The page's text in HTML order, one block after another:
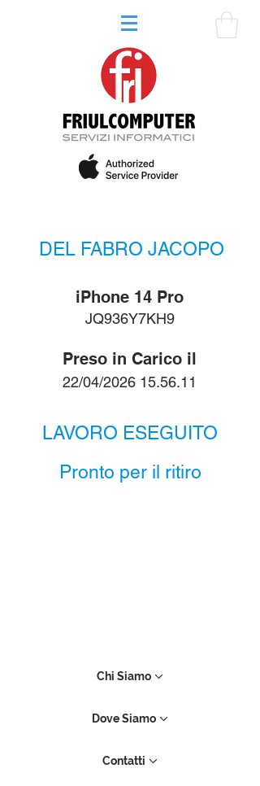
DEL FABRO JACOPO
JQ936Y7KH9
iPhone 14 Pro
Preso in Carico il
22/04/2026 15.56.11
LAVORO ESEGUITO
Pronto per il ritiro
Chi Siamo
Dove Siamo
Contatti